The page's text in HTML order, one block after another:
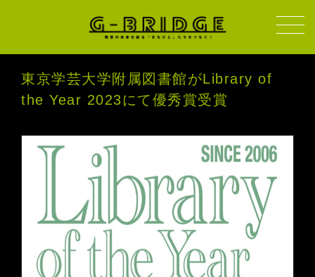
東京学芸大学附属図書館がLibrary of
the Year 2023にて優秀賞受賞